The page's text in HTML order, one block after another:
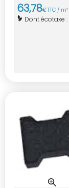
63,78€TTC / m2
Dont écotaxe :